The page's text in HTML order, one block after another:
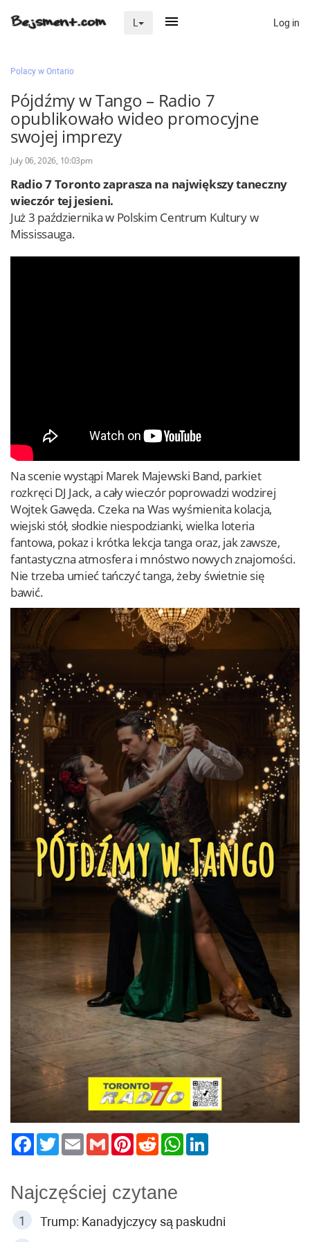
Na skróty
Zaloguj przez Clascal
Log in
Polacy w Ontario
Pójdźmy w Tango – Radio 7
opublikowało wideo promocyjne
swojej imprezy
July 06, 2026, 10:03pm
Radio 7 Toronto zaprasza na największy taneczny
wieczór tej jesieni.
Już 3 października w Polskim Centrum Kultury w
Mississauga.
Na scenie wystąpi Marek Majewski Band, parkiet
rozkręci DJ Jack, a cały wieczór poprowadzi wodzirej
Wojtek Gawęda. Czeka na Was wyśmienita kolacja,
wiejski stół, słodkie niespodzianki, wielka loteria
fantowa, pokaz i krótka lekcja tanga oraz, jak zawsze,
fantastyczna atmosfera i mnóstwo nowych znajomości.
Nie trzeba umieć tańczyć tanga, żeby świetnie się
bawić.
TwitterEmail Gmail PinterestReddit WhatsApp
Najczęściej czytane
Trump: Kanadyjczycy są paskudni